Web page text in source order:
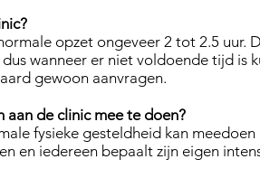
opzet ongeveer 2 tot 2.5 uur.
wanneer er niet voldoende tijd
gewoon aanvragen.
aan de clinic mee te doen?
fysieke gesteldheid kan
en iedereen bepaalt zijn eigen